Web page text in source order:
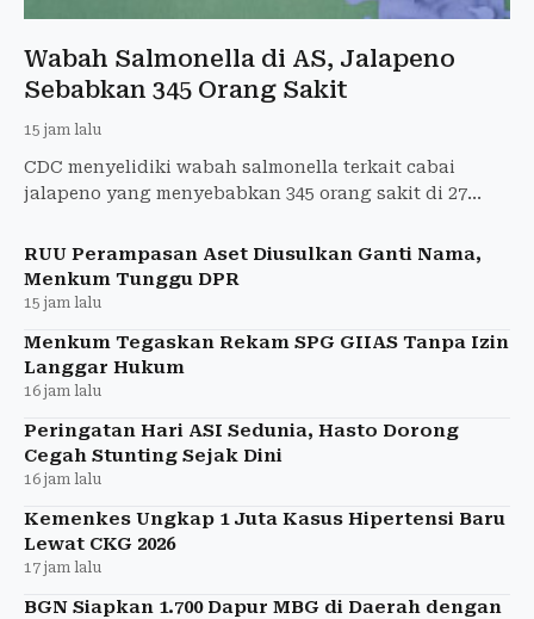
Wabah Salmonella di AS, Jalapeno
Sebabkan 345 Orang Sakit
15 jam lalu
CDC menyelidiki wabah salmonella terkait cabai
jalapeno yang menyebabkan 345 orang sakit di 27
RUU Perampasan Aset Diusulkan Ganti Nama,
Menkum Tunggu DPR
15 jam lalu
Menkum Tegaskan Rekam SPG GIIAS Tanpa Izin
Langgar Hukum
16 jam lalu
Peringatan Hari ASI Sedunia, Hasto Dorong
Cegah Stunting Sejak Dini
16 jam lalu
Kemenkes Ungkap 1 Juta Kasus Hipertensi Baru
Lewat CKG 2026
17 jam lalu
BGN Siapkan 1.700 Dapur MBG di Daerah dengan